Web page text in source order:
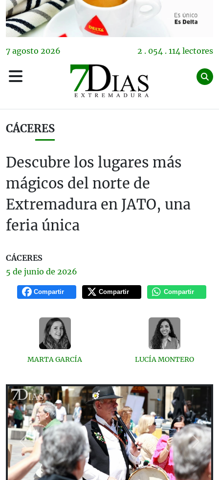
7 agosto 2026 2 . 054 . 114 lectores
CÁCERES
Descubre los lugares más
mágicos del norte de
Extremadura en JATO, una
feria única
CÁCERES
5 de junio de 2026
Compartir Compartir Compartir
MARTA GARCÍA LUCÍA MONTERO
Previous Next